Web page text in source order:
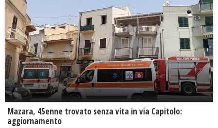
Mazara, 45enne trovato senza vita in via Capitolo:
aggiornamento